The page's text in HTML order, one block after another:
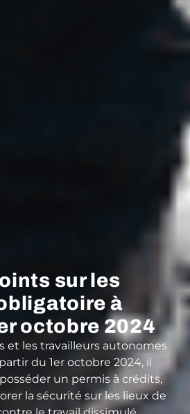
sur les
à
octobre 2024
et les travailleurs autonomes
du 1er octobre 2024, il
un permis à crédits,
la sécurité sur les lieux de